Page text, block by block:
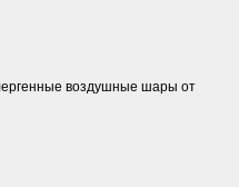
воздушные шары от